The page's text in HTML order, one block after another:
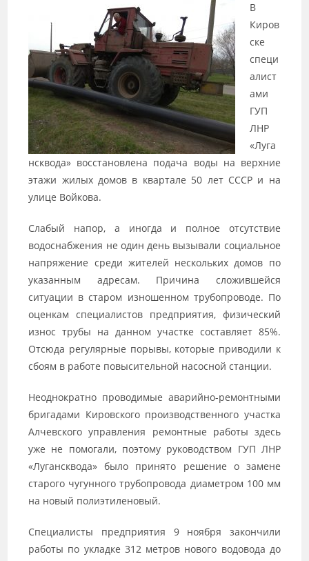
В
Киров
ске
специ
алист
ами
ГУП
ЛНР
«Луга
нсквода» восстановлена подача воды на верхние
этажи жилых домов в квартале 50 лет СССР и на
улице Войкова.
Слабый напор, а иногда и полное отсутствие
водоснабжения не один день вызывали социальное
напряжение среди жителей нескольких домов по
указанным адресам. Причина сложившейся
ситуации в старом изношенном трубопроводе. По
оценкам специалистов предприятия, физический
износ трубы на данном участке составляет 85%.
Отсюда регулярные порывы, которые приводили к
сбоям в работе повысительной насосной станции.
Неоднократно проводимые аварийно-ремонтными
бригадами Кировского производственного участка
Алчевского управления ремонтные работы здесь
уже не помогали, поэтому руководством ГУП ЛНР
«Лугансквода» было принято решение о замене
старого чугунного трубопровода диаметром 100 мм
на новый полиэтиленовый.
Специалисты предприятия 9 ноября закончили
работы по укладке 312 метров нового водовода до